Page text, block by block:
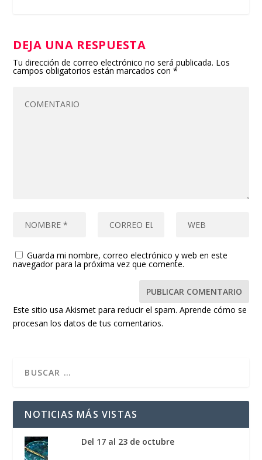
DEJA UNA RESPUESTA
Tu dirección de correo electrónico no será publicada. Los
campos obligatorios están marcados con*
Guarda mi nombre, correo electrónico y web en este
navegador para la próxima vez que comente.
Este sitio usa Akismet para reducir el spam.Aprende cómo se
procesan los datos de tus comentarios.
NOTICIAS MÁS VISTAS
Del 17 al 23 de octubre